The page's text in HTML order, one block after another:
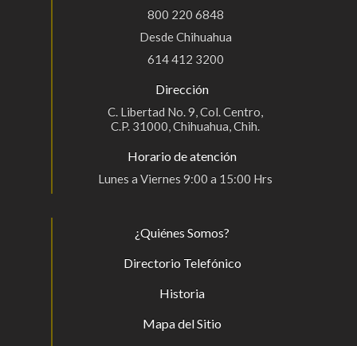
800 220 6848
Desde Chihuahua
614 412 3200
Dirección
C. Libertad No. 9, Col. Centro,
C.P. 31000, Chihuahua, Chih.
Horario de atención
Lunes a Viernes 9:00 a 15:00 Hrs
¿Quiénes Somos?
Directorio Telefónico
Historia
Mapa del Sitio